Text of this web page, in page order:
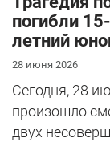
погибли
летний
28 июня 2026
Сегодня, 28
произошло
двух